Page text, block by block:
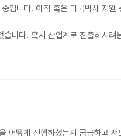
입니다. 이직 혹은 미국박사 지
니다. 혹시 산업계로 진출하시
어떻게 진행하셨는지 궁금하고